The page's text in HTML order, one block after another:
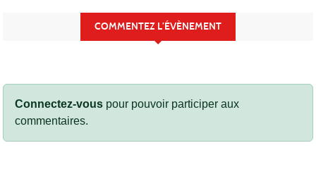
COMMENTEZ L’ÉVÈNEMENT
Connectez-vous pour pouvoir participer aux
commentaires.